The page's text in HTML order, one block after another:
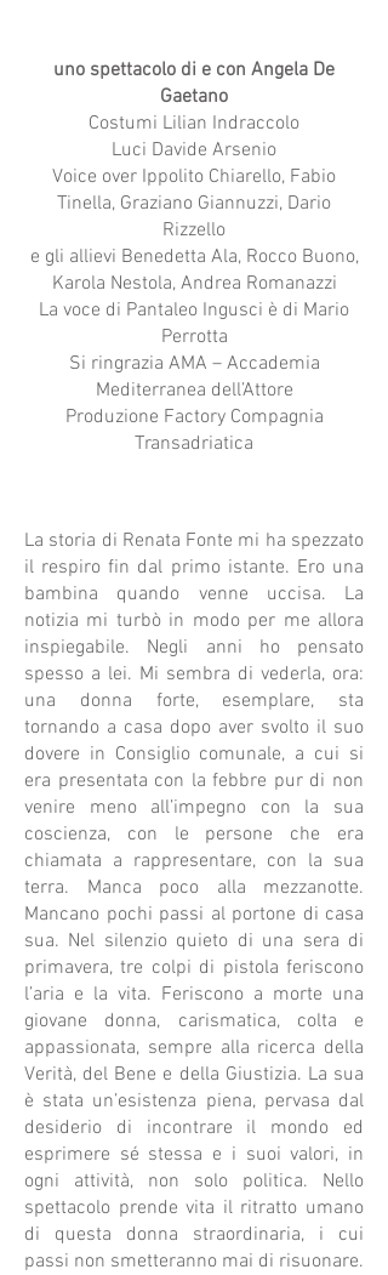
uno spettacolo di e con Angela De
Gaetano
Costumi Lilian Indraccolo
Luci Davide Arsenio
Voice over Ippolito Chiarello, Fabio
Tinella, Graziano Giannuzzi, Dario
Rizzello
e gli allievi Benedetta Ala, Rocco Buono,
Karola Nestola, Andrea Romanazzi
La voce di Pantaleo Ingusci è di Mario
Perrotta
Si ringrazia AMA – Accademia
Mediterranea dell’Attore
Produzione Factory Compagnia
Transadriatica
La storia di Renata Fonte mi ha spezzato
il respiro fin dal primo istante. Ero una
bambina quando venne uccisa. La
notizia mi turbò in modo per me allora
inspiegabile. Negli anni ho pensato
spesso a lei. Mi sembra di vederla, ora:
una donna forte, esemplare, sta
tornando a casa dopo aver svolto il suo
dovere in Consiglio comunale, a cui si
era presentata con la febbre pur di non
venire meno all’impegno con la sua
coscienza, con le persone che era
chiamata a rappresentare, con la sua
terra. Manca poco alla mezzanotte.
Mancano pochi passi al portone di casa
sua. Nel silenzio quieto di una sera di
primavera, tre colpi di pistola feriscono
l’aria e la vita. Feriscono a morte una
giovane donna, carismatica, colta e
appassionata, sempre alla ricerca della
Verità, del Bene e della Giustizia. La sua
è stata un’esistenza piena, pervasa dal
desiderio di incontrare il mondo ed
esprimere sé stessa e i suoi valori, in
ogni attività, non solo politica. Nello
spettacolo prende vita il ritratto umano
di questa donna straordinaria, i cui
passi non smetteranno mai di risuonare.